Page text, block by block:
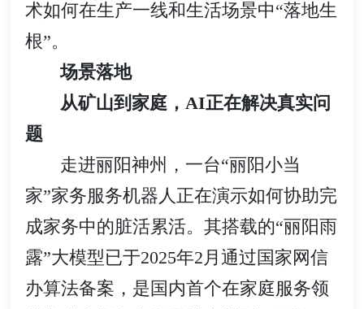
术如何在生产一线和生活场景中“落地生
根”。
场景落地
从矿山到家庭，AI正在解决真实问
题
走进丽阳神州，一台“丽阳小当
家”家务服务机器人正在演示如何协助完
成家务中的脏活累活。其搭载的“丽阳雨
露”大模型已于2025年2月通过国家网信
办算法备案，是国内首个在家庭服务领